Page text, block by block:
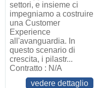
settori, e insieme ci
impegniamo a costruire
una Customer
Experience
all'avanguardia. In
questo scenario di
crescita, i pilastr...
Contratto : N/A
vedere dettaglio